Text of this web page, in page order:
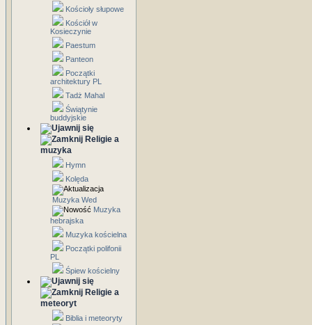
Kościoły słupowe
Kościół w
Kosieczynie
Paestum
Panteon
Początki
architektury PL
Tadż Mahal
Świątynie
buddyjskie
Religie a
muzyka
Hymn
Kolęda
Muzyka Wed
Muzyka
hebrajska
Muzyka kościelna
Początki polifonii
PL
Śpiew kościelny
Religie a
meteoryt
Biblia i meteoryty